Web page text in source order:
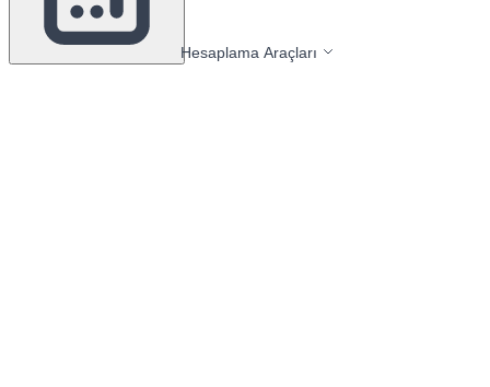
Hesaplama Araçları